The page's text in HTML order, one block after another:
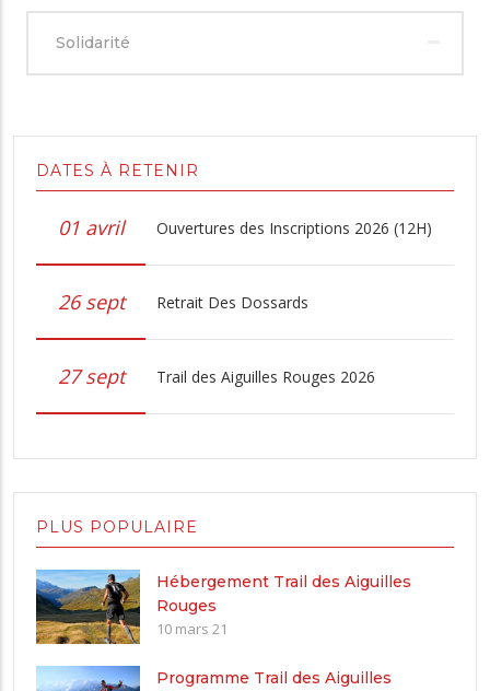
Solidarité
DATES À RETENIR
01 avril Ouvertures des Inscriptions 2026 (12H)
26 sept Retrait Des Dossards
27 sept Trail des Aiguilles Rouges 2026
PLUS POPULAIRE
Hébergement Trail des Aiguilles
Rouges
10 mars 21
Programme Trail des Aiguilles